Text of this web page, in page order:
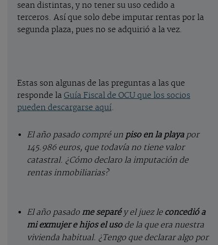
sean distintas, y no tener su uso cedido a
terceros. Así que solo debe imputar rentas por la
segunda plaza, pues no se adquirió a la vez.
Estas son algunas de las preguntas a las que
responde la Guía Fiscal de OCU que los socios
pueden descargarse aquí.
El año pasado compré un piso en la playapor
145.986 euros, que todavía no tiene valor
catastral. ¿Cómo declaro la imputación de
rentas inmobiliarias?
El año pasado me separéy el juez le concedió a
mi exmujer e hijos el usode la que era nuestra
vivienda habitual. ¿Tengo que declarar algo por